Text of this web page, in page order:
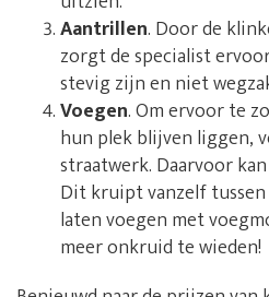
Aantrillen. Door de
zorgt de specialist
stevig zijn en niet
Voegen. Om ervoor te
hun plek blijven liggen,
straatwerk. Daarvoor
Dit kruipt vanzelf
laten voegen met
meer onkruid te wieden!